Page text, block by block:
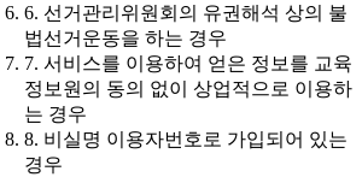
6. 선거관리위원회의 유권해석 상의 불
법선거운동을 하는 경우
7. 서비스를 이용하여 얻은 정보를 교육
정보원의 동의 없이 상업적으로 이용하
는 경우
8. 비실명 이용자번호로 가입되어 있는
경우